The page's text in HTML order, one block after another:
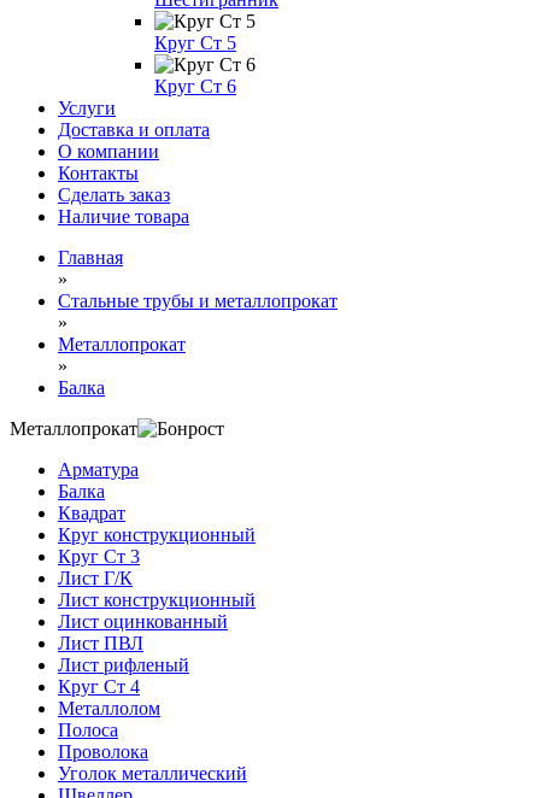
Круг Ст 5
Круг Ст 6
Услуги
Доставка и оплата
О компании
Контакты
Сделать заказ
Наличие товара
Главная
»
Стальные трубы и металлопрокат
»
Металлопрокат
»
Балка
Металлопрокат
Арматура
Балка
Квадрат
Круг конструкционный
Круг Ст 3
Лист Г/К
Лист конструкционный
Лист оцинкованный
Лист ПВЛ
Лист рифленый
Круг Ст 4
Металлолом
Полоса
Проволока
Уголок металлический